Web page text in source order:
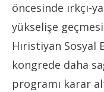
öncesinde ırkçı-
yükselişe
Hıristiyan Sosyal
kongrede daha
programı karar